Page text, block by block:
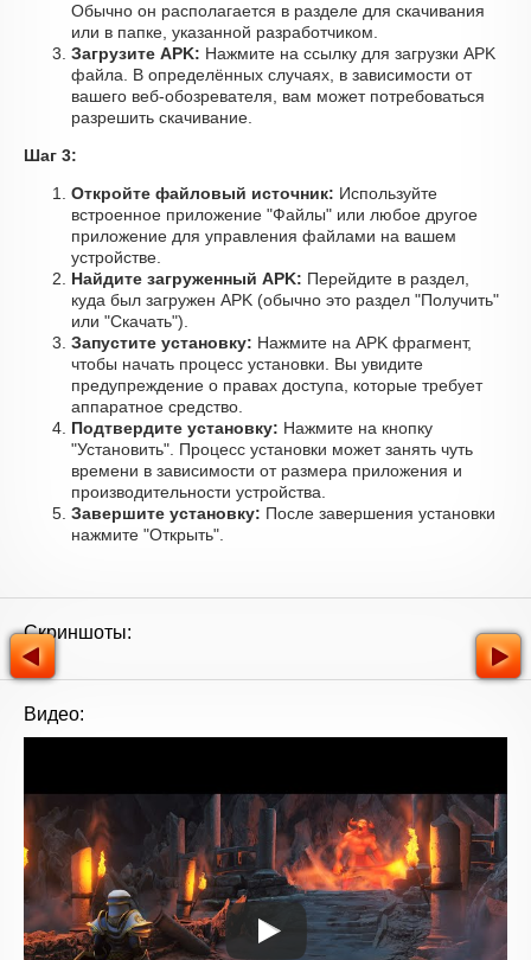
Обычно он располагается в разделе для скачивания
или в папке, указанной разработчиком.
Загрузите APK: Нажмите на ссылку для загрузки APK
файла. В определённых случаях, в зависимости от
вашего веб-обозревателя, вам может потребоваться
разрешить скачивание.
Шаг 3:
Откройте файловый источник: Используйте
встроенное приложение "Файлы" или любое другое
приложение для управления файлами на вашем
устройстве.
Найдите загруженный APK: Перейдите в раздел,
куда был загружен APK (обычно это раздел "Получить"
или "Скачать").
Запустите установку: Нажмите на APK фрагмент,
чтобы начать процесс установки. Вы увидите
предупреждение о правах доступа, которые требует
аппаратное средство.
Подтвердите установку: Нажмите на кнопку
"Установить". Процесс установки может занять чуть
времени в зависимости от размера приложения и
производительности устройства.
Завершите установку: После завершения установки
нажмите "Открыть".
Скриншоты:
Видео: